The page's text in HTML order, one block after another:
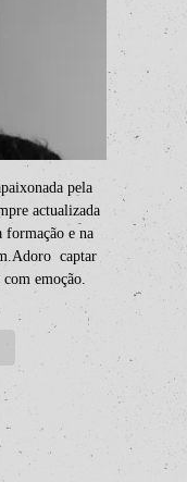
pela
actualizada
e na
captar
com emoção.